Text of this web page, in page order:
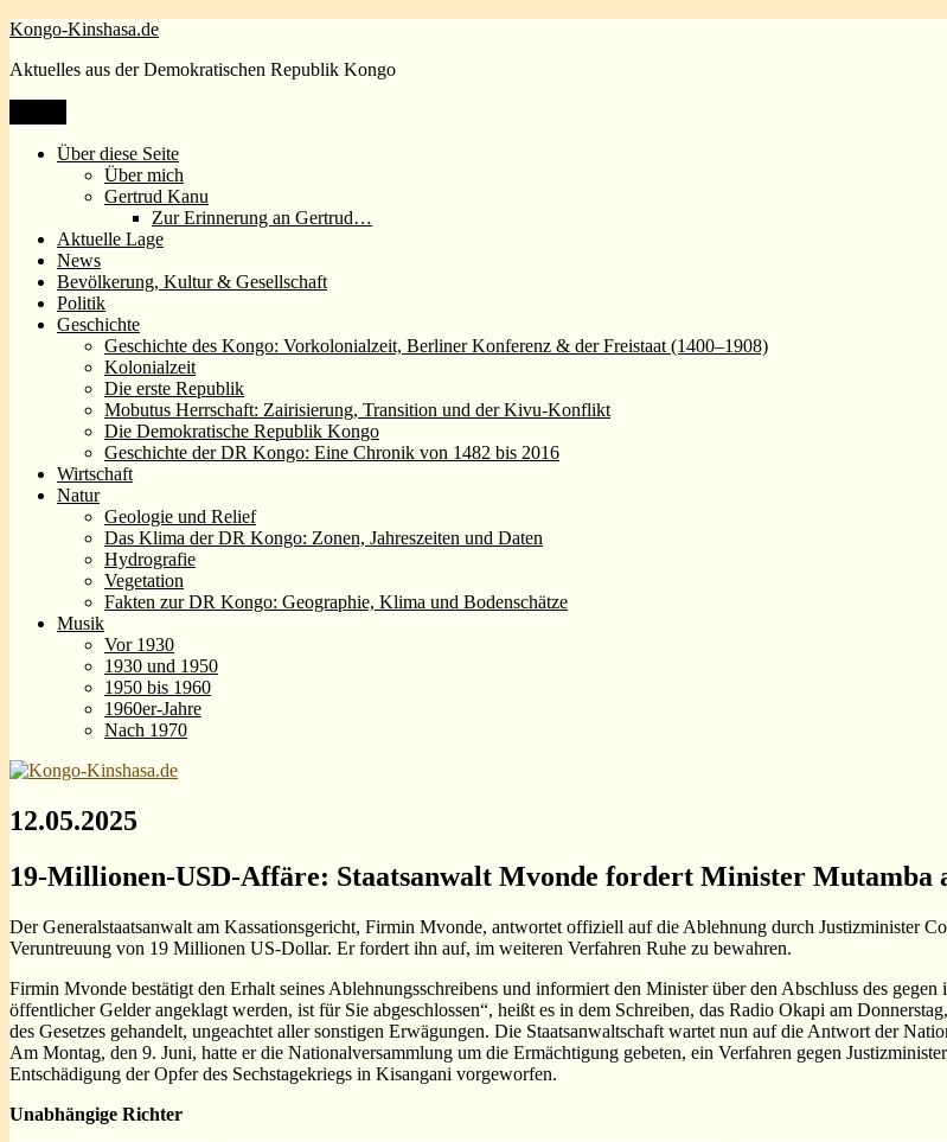
Zum
springen
Kongo-Kinshasa.de
Aktuelles aus der Demokratischen Republik Kongo
Über diese Seite
Über mich
Gertrud Kanu
Zur Erinnerung an Gertrud…
Aktuelle Lage
News
Bevölkerung, Kultur & Gesellschaft
Politik
Geschichte
Geschichte des Kongo: Vorkolonialzeit, Berliner Konferenz & der Freistaat (1400–1908)
Kolonialzeit
Die erste Republik
Mobutus Herrschaft: Zairisierung, Transition und der Kivu-Konflikt
Die Demokratische Republik Kongo
Geschichte der DR Kongo: Eine Chronik von 1482 bis 2016
Wirtschaft
Natur
Geologie und Relief
Das Klima der DR Kongo: Zonen, Jahreszeiten und Daten
Hydrografie
Vegetation
Fakten zur DR Kongo: Geographie, Klima und Bodenschätze
Musik
Vor 1930
1930 und 1950
1950 bis 1960
1960er-Jahre
Nach 1970
12.05.2025
19-Millionen-USD-Affäre: Staatsanwalt Mvonde fordert Minister Mutamba
Der Generalstaatsanwalt am Kassationsgericht, Firmin Mvonde, antwortet offiziell auf die Ablehnung durch Justizminister
Veruntreuung von 19 Millionen US-Dollar. Er fordert ihn auf, im weiteren Verfahren Ruhe zu bewahren.
Firmin Mvonde bestätigt den Erhalt seines Ablehnungsschreibens und informiert den Minister über den Abschluss des
öffentlicher Gelder angeklagt werden, ist für Sie abgeschlossen“, heißt es in dem Schreiben, das Radio Okapi am
des Gesetzes gehandelt, ungeachtet aller sonstigen Erwägungen. Die Staatsanwaltschaft wartet nun auf die Antwort der
Am Montag, den 9. Juni, hatte er die Nationalversammlung um die Ermächtigung gebeten, ein Verfahren gegen
Entschädigung der Opfer des Sechstagekriegs in Kisangani vorgeworfen.
Unabhängige Richter